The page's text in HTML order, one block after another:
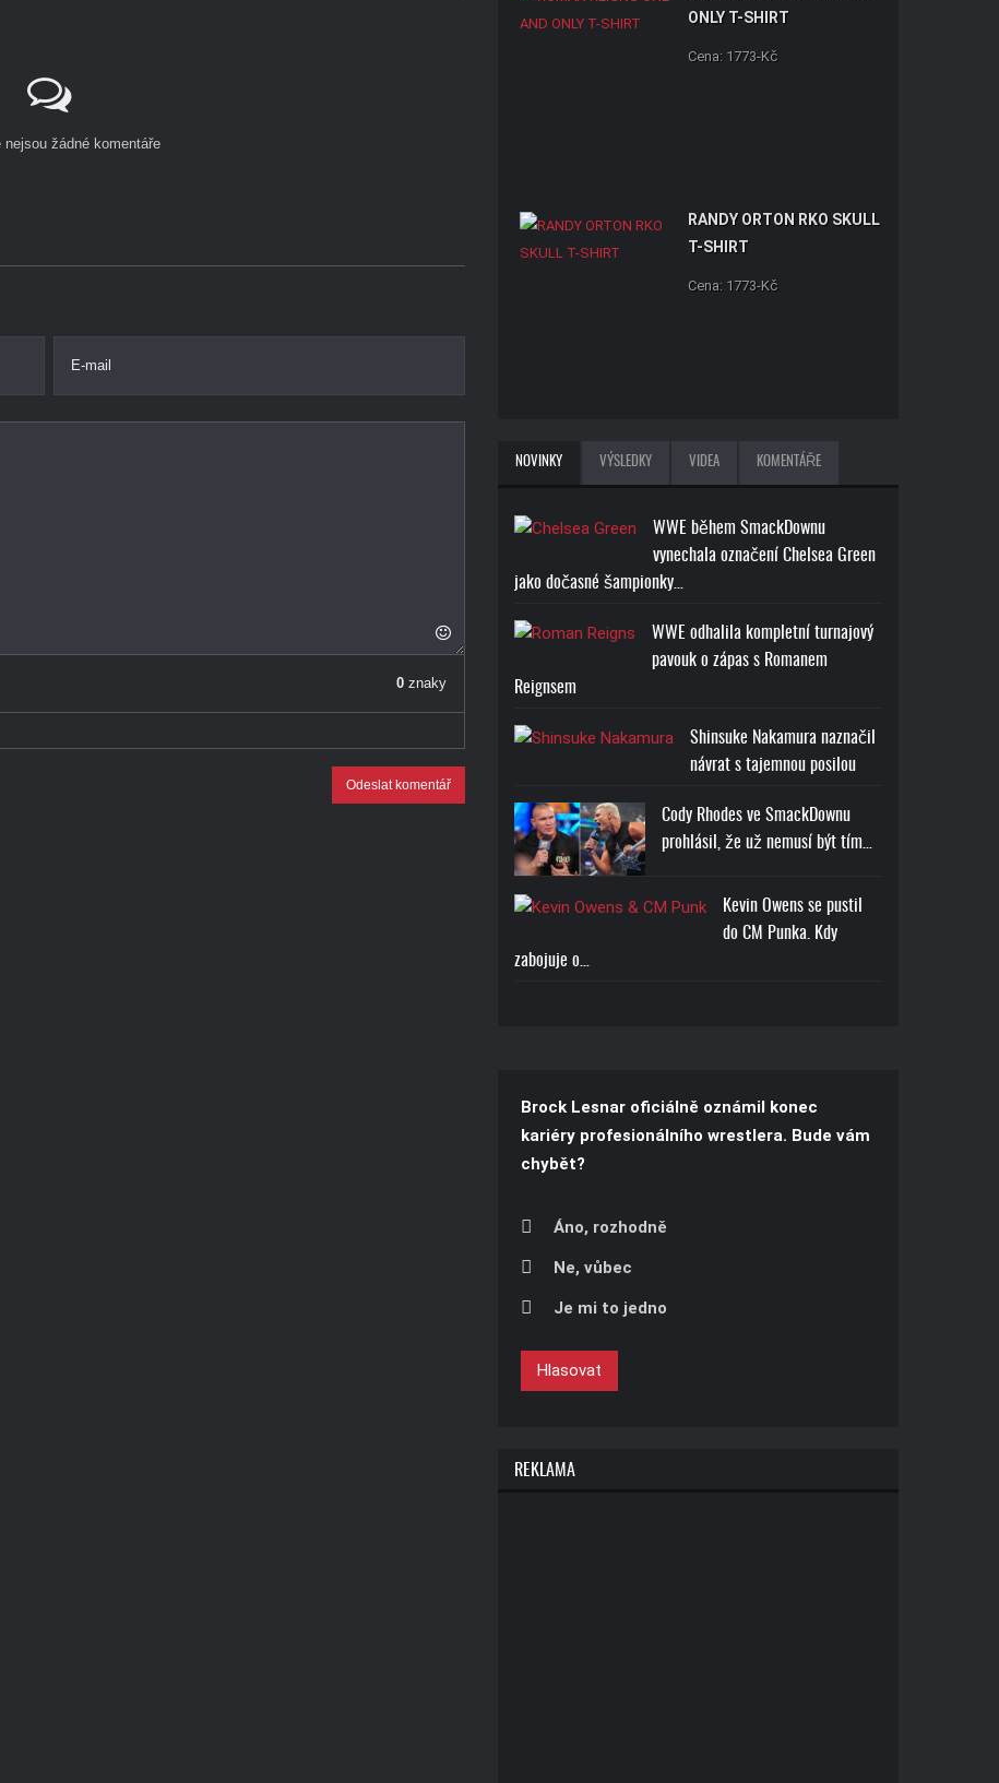
žádné komentáře
E-mail
0 znaky
Odeslat komentář
ONLY T-SHIRT
Cena: 1773-Kč
RANDY ORTON RKO SKULL
T-SHIRT
Cena: 1773-Kč
NOVINKY VÝSLEDKY VIDEA KOMENTÁŘE
WWE během SmackDownu
vynechala označení Chelsea Green
jako dočasné šampionky…
WWE odhalila kompletní turnajový
pavouk o zápas s Romanem
Reignsem
Shinsuke Nakamura naznačil
návrat s tajemnou posilou
Cody Rhodes ve SmackDownu
prohlásil, že už nemusí být tím…
Kevin Owens se pustil
do CM Punka. Kdy
zabojuje o…
Brock Lesnar oficiálně oznámil konec
kariéry profesionálního wrestlera. Bude vám
chybět?
Áno, rozhodně
Ne, vůbec
Je mi to jedno
Hlasovat
REKLAMA